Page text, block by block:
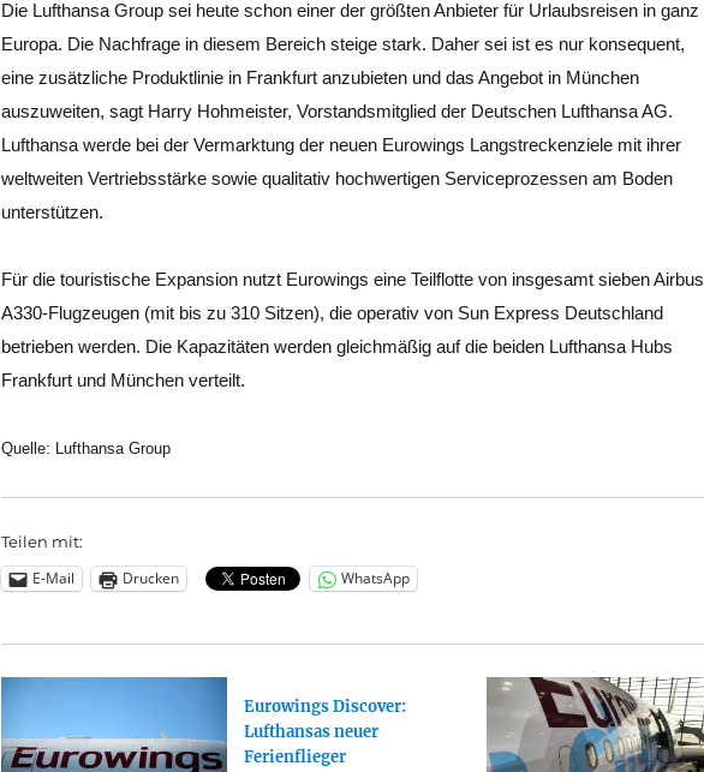
Die Lufthansa Group sei heute schon einer der größten Anbieter für Urlaubsreisen in ganz
Europa. Die Nachfrage in diesem Bereich steige stark. Daher sei ist es nur konsequent,
eine zusätzliche Produktlinie in Frankfurt anzubieten und das Angebot in München
auszuweiten, sagt Harry Hohmeister, Vorstandsmitglied der Deutschen Lufthansa AG.
Lufthansa werde bei der Vermarktung der neuen Eurowings Langstreckenziele mit ihrer
weltweiten Vertriebs­stärke sowie qualitativ hochwertigen Serviceprozessen am Boden
unter­stützen.
Für die touristische Expansion nutzt Eurowings eine Teilflotte von insgesamt sieben Airbus
A330-Flugzeugen (mit bis zu 310 Sitzen), die operativ von Sun Express Deutschland
betrieben werden. Die Kapazitäten werden gleichmäßig auf die beiden Lufthansa Hubs
Frankfurt und München verteilt.
Quelle: Lufthansa Group
Teilen mit:
E-Mail Drucken WhatsApp
Eurowings Discover:
Lufthansas neuer
Ferienflieger